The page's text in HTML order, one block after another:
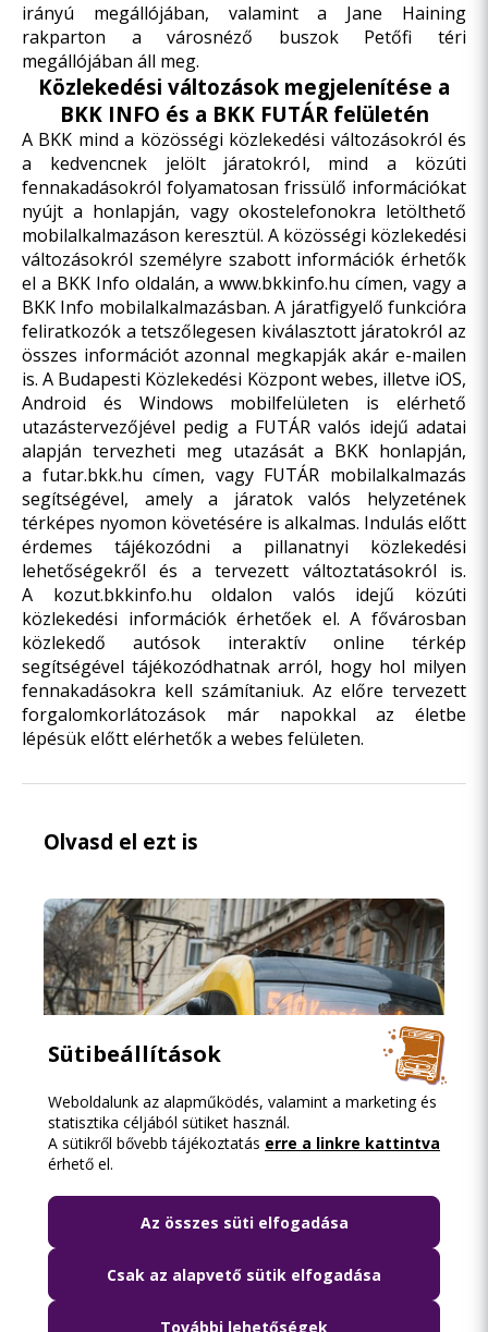
irányú megállójában, valamint a Jane Haining
rakparton a városnéző buszok Petőfi téri
megállójában áll meg.
Közlekedési változások megjelenítése a
BKK INFO és a BKK FUTÁR felületén
A BKK mind a közösségi közlekedési változásokról és
a kedvencnek jelölt járatokról, mind a közúti
fennakadásokról folyamatosan frissülő információkat
nyújt a honlapján, vagy okostelefonokra letölthető
mobilalkalmazáson keresztül. A közösségi közlekedési
változásokról személyre szabott információk érhetők
el a BKK Info oldalán, awww.bkkinfo.hu címen, vagy a
BKK Info mobilalkalmazásban. A járatfigyelő funkcióra
feliratkozók a tetszőlegesen kiválasztott járatokról az
összes információt azonnal megkapják akár e-mailen
is. A Budapesti Közlekedési Központ webes, illetve iOS,
Android és Windows mobilfelületen is elérhető
utazástervezőjével pedig a FUTÁR valós idejű adatai
alapján tervezheti meg utazását a BKK honlapján,
a futar.bkk.hu címen, vagy FUTÁR mobilalkalmazás
segítségével, amely a járatok valós helyzetének
térképes nyomon követésére is alkalmas. Indulás előtt
érdemes tájékozódni a pillanatnyi közlekedési
lehetőségekről és a tervezett változtatásokról is.
A kozut.bkkinfo.hu oldalon valós idejű közúti
közlekedési információk érhetőek el. A fővárosban
közlekedő autósok interaktív online térkép
segítségével tájékozódhatnak arról, hogy hol milyen
fennakadásokra kell számítaniuk. Az előre tervezett
forgalomkorlátozások már napokkal az életbe
lépésük előtt elérhetők a webes felületen.
Olvasd el ezt is
Pótlóbusz jár az 51A villamos helyett két
augusztusi hétvégén
Sütibeállítások
Weboldalunk az alapműködés, valamint a marketing és
statisztika céljából sütiket használ.
A sütikről bővebb tájékoztatás erre a linkre kattintva
érhető el.
Az összes süti elfogadása
Csak az alapvető sütik elfogadása
További lehetőségek